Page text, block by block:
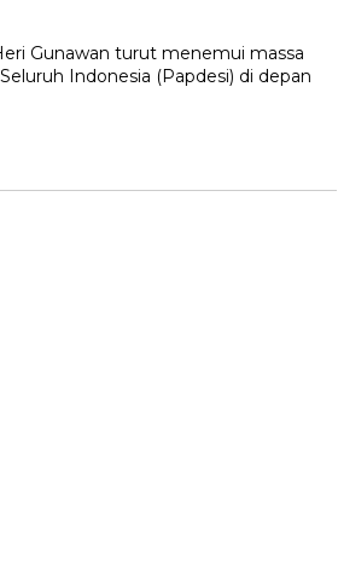
Gunawan turut menemui massa
Indonesia (Papdesi) di depan